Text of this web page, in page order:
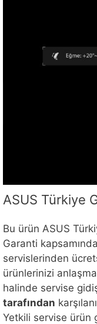
ASUS Türkiye
Bu ürün ASUS
Garanti
servislerinden
ürünlerinizi
halinde servise
tarafından
Yetkili servise ürün